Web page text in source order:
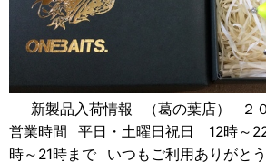
新製品入荷情報 （葛の葉店） ２
営業時間 平日・土曜日祝日 12時～
時～21時まで いつもご利用ありがと